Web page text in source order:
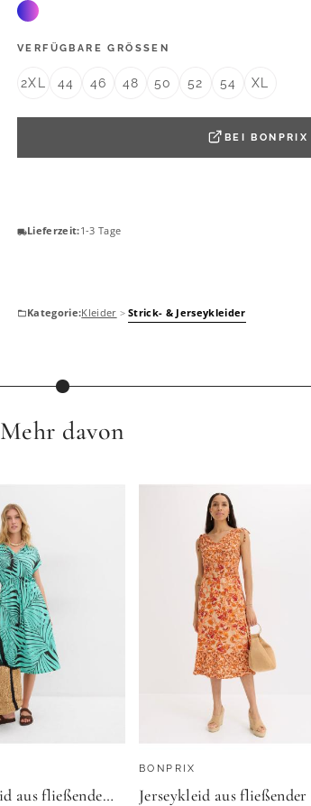
Hemdblusenkleid in Midi-Länge - grün / gemustert - Gr. 25 von Goldner Fashion
30,99
VERFÜGBARE GRÖSSEN
2XL 44 46 48 50 52 54 XL
BEIBONPRIX
Lieferzeit:1-3 Tage
Kategorie:Kleider > Strick- & Jerseykleider
Mehr davon
Jerseykleid aus fließendem Viskose-Mix
BONPRIX